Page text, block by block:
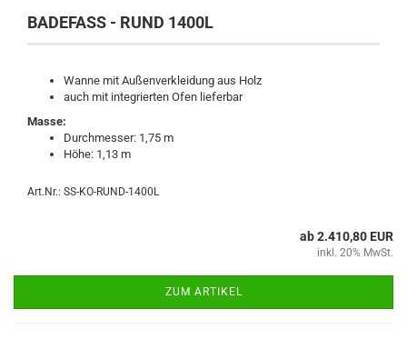
BADEFASS - RUND 1400L
Wanne mit Außenverkleidung aus Holz
auch mit integrierten Ofen lieferbar
Masse:
Durchmesser: 1,75 m
Höhe: 1,13 m
Art.Nr.: SS-KO-RUND-1400L
ab 2.410,80 EUR
inkl. 20% MwSt.
ZUM ARTIKEL